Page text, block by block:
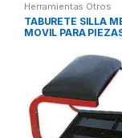
Herramientas Otros
TABURETE SILLA
MOVIL PARA